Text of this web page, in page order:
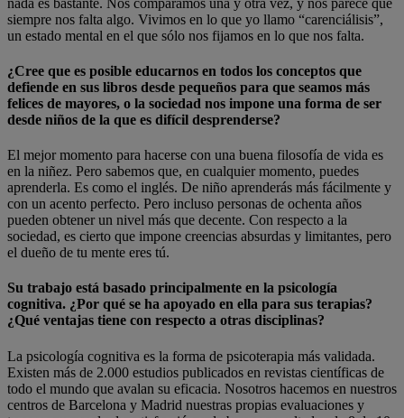
siempre nos falta algo. Vivimos en lo que yo llamo “carenciálisis”,
un estado mental en el que sólo nos fijamos en lo que nos falta.
¿Cree que es posible educarnos en todos los conceptos que
defiende en sus libros desde pequeños para que seamos más
felices de mayores, o la sociedad nos impone una forma de ser
desde niños de la que es difícil desprenderse?
El mejor momento para hacerse con una buena filosofía de vida es
en la niñez. Pero sabemos que, en cualquier momento, puedes
aprenderla. Es como el inglés. De niño aprenderás más fácilmente y
con un acento perfecto. Pero incluso personas de ochenta años
pueden obtener un nivel más que decente. Con respecto a la
sociedad, es cierto que impone creencias absurdas y limitantes, pero
el dueño de tu mente eres tú.
Su trabajo está basado principalmente en la psicología
cognitiva. ¿Por qué se ha apoyado en ella para sus terapias?
¿Qué ventajas tiene con respecto a otras disciplinas?
La psicología cognitiva es la forma de psicoterapia más validada.
Existen más de 2.000 estudios publicados en revistas científicas de
todo el mundo que avalan su eficacia. Nosotros hacemos en nuestros
centros de Barcelona y Madrid nuestras propias evaluaciones y